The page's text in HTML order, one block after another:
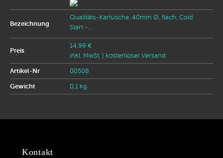
Bezeichnung
Qualitäts-Kartusche, 40mm Ø, flach, Cold
Start - ..
Preis
14,99 €
inkl. MwSt.
| kostenloser Versand
Artikel-Nr 00508
Gewicht 0,1 kg
Kontakt